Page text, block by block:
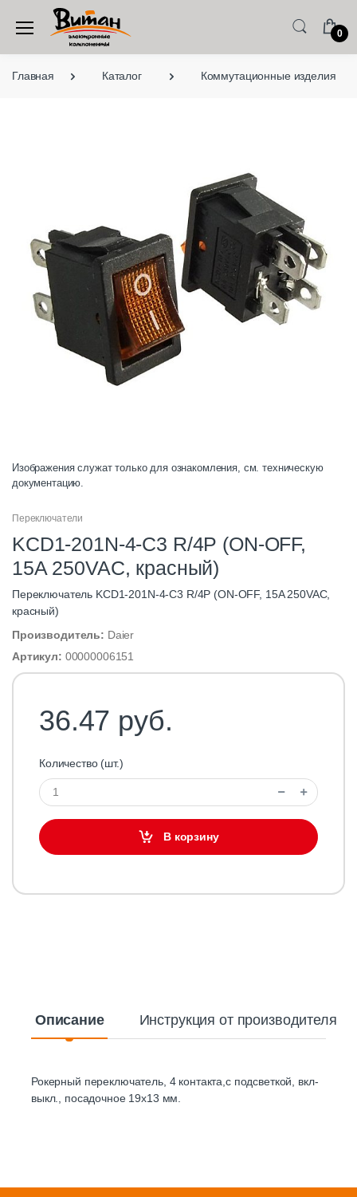
0
Главная Каталог Коммутационные изделия
Изображения служат только для ознакомления, см. техническую
документацию.
Переключатели
KCD1-201N-4-C3 R/4P (ON-OFF,
15A 250VAC, красный)
Переключатель KCD1-201N-4-C3 R/4P (ON-OFF, 15A 250VAC,
красный)
Производитель: Daier
Артикул: 00000006151
36.47 руб.
Количество (шт.)
В корзину
Описание Инструкция от производителя
Рокерный переключатель, 4 контакта,с подсветкой, вкл-
выкл., посадочное 19х13 мм.